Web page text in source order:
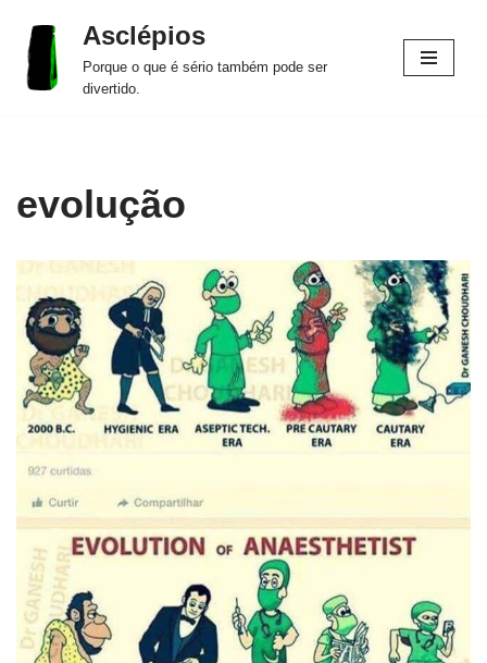
Pular
para
Asclépios
Porque o que é sério também pode ser
divertido.
evolução